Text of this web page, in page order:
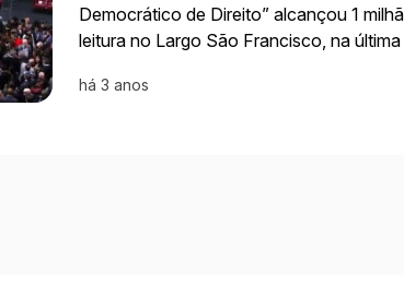
Democrático de Direito” alcançou 1
leitura no Largo São Francisco, na
há 3 anos